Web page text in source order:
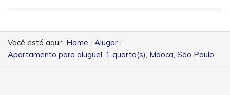
Você está aqui: Home
Alugar
Apartamento para aluguel, 1 quarto(s), Mooca, São Paulo